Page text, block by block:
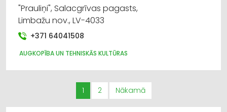
"Prauliņi", Salacgrīvas pagasts,
Limbažu nov., LV-4033
+371 64041508
AUGKOPĪBA UN TEHNISKĀS KULTŪRAS
1 2 Nākamā